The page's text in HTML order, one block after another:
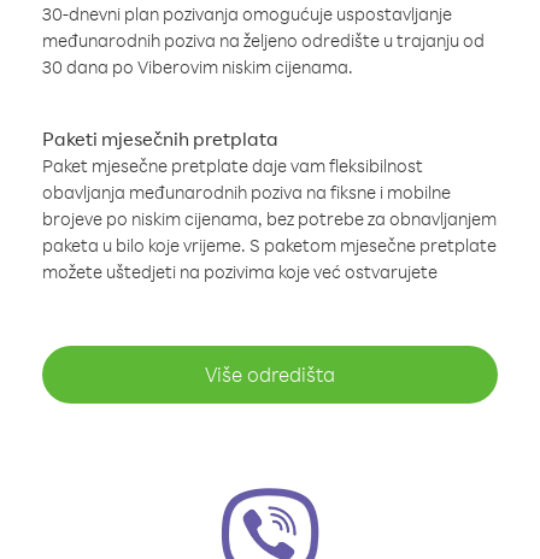
30-dnevni plan pozivanja omogućuje uspostavljanje
međunarodnih poziva na željeno odredište u trajanju od
30 dana po Viberovim niskim cijenama.
Paketi mjesečnih pretplata
Paket mjesečne pretplate daje vam fleksibilnost
obavljanja međunarodnih poziva na fiksne i mobilne
brojeve po niskim cijenama, bez potrebe za obnavljanjem
paketa u bilo koje vrijeme. S paketom mjesečne pretplate
možete uštedjeti na pozivima koje već ostvarujete
Više odredišta